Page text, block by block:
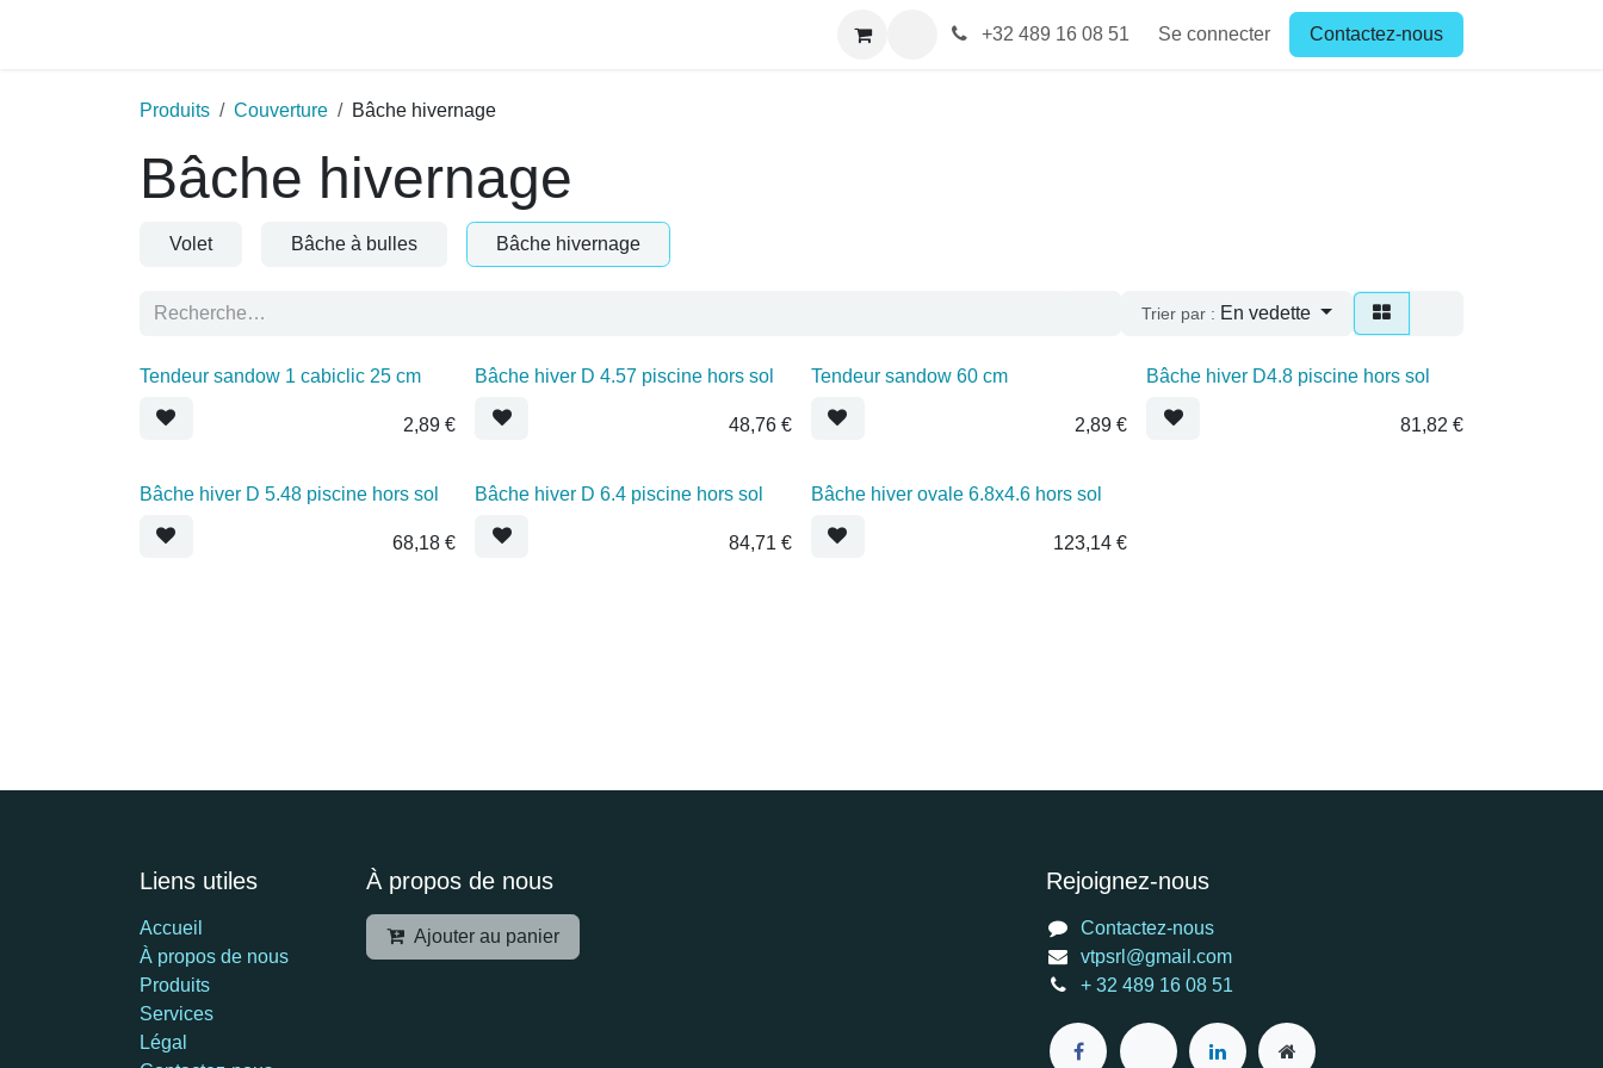
+32 489 16 08 51 Se connecter Contactez-nous
Produits Couverture Bâche hivernage
Bâche hivernage
Volet Bâche à bulles Bâche hivernage
Trier par : En vedette
Tendeur sandow 1 cabiclic 25 cm
2,89€
Bâche hiver D 4.57 piscine hors sol
48,76€
Tendeur sandow 60 cm
2,89€
Bâche hiver D4.8 piscine hors sol
81,82€
Bâche hiver D 5.48 piscine hors sol
68,18€
Bâche hiver D 6.4 piscine hors sol
84,71€
Bâche hiver ovale 6.8x4.6 hors sol
123,14€
Liens utiles
Accueil
À propos de nous
Produits
Services
Légal
À propos de nous
Ajouter au panier
Rejoignez-nous
Contactez-nous
vtpsrl@gmail.com
+ 32 489 16 08 51